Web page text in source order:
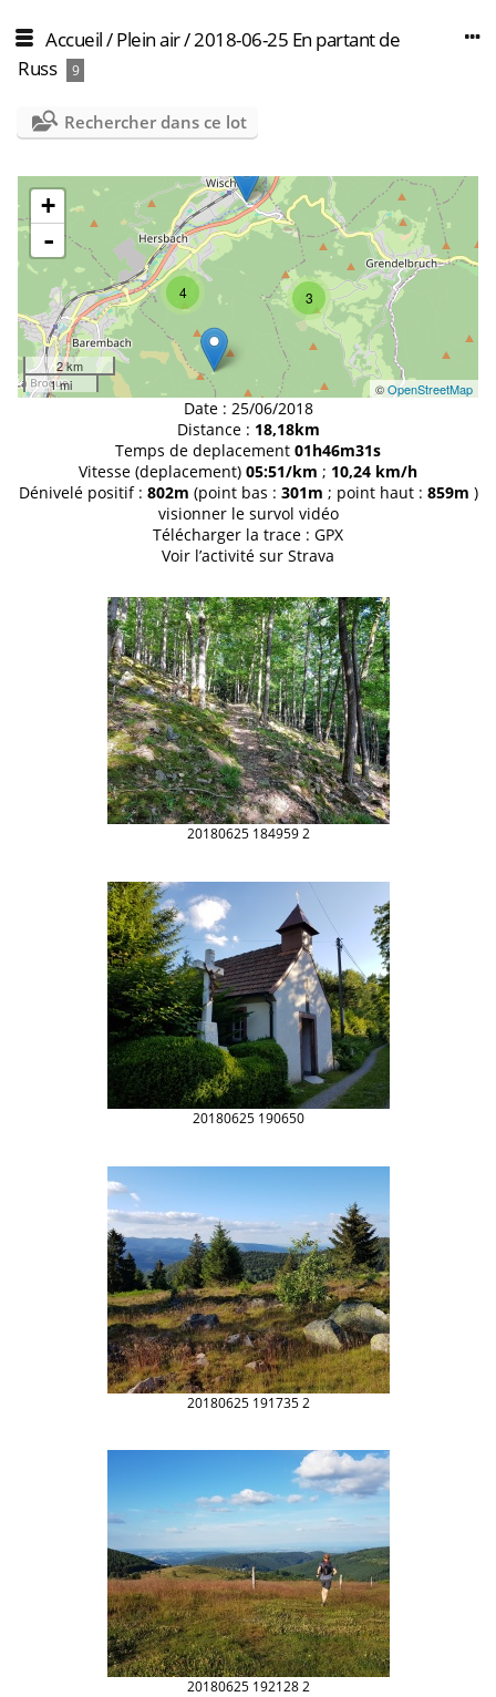
Accueil/Plein air/2018-06-25 En partant de
Russ
9
Rechercher dans ce lot
4 3
+
-
2 km
1 mi
©OpenStreetMap
Date : 25/06/2018
Distance : 18,18km
Temps de deplacement 01h46m31s
Vitesse (deplacement) 05:51/km ; 10,24 km/h
Dénivelé positif : 802m (point bas : 301m ; point haut : 859m )
visionner le survol vidéo
Télécharger la trace : GPX
Voir l’activité sur Strava
20180625 184959 2
20180625 190650
20180625 191735 2
20180625 192128 2